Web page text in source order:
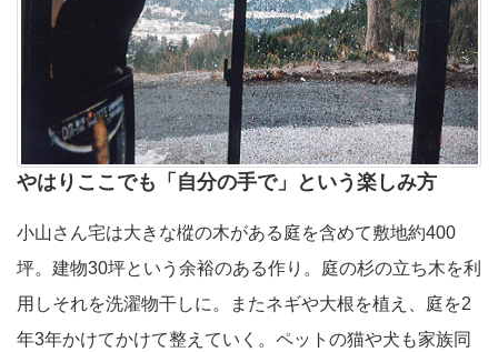
やはりここでも「自分の手で」という楽しみ方
小山さん宅は大きな樅の木がある庭を含めて敷地約400
坪。建物30坪という余裕のある作り。庭の杉の立ち木を利
用しそれを洗濯物干しに。またネギや大根を植え、庭を2
年3年かけてかけて整えていく。ペットの猫や犬も家族同